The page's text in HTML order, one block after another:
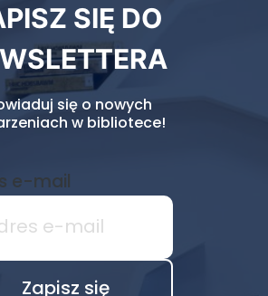
SIĘ DO
się o nowych
w bibliotece!
e-mail